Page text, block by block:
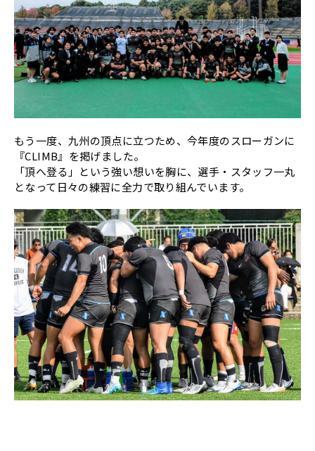
もう一度、九州の頂点に立つため、今年度のスローガンに
『CLIMB』を掲げました。
「頂へ登る」という強い想いを胸に、選手・スタッフ一丸
となって日々の練習に全力で取り組んでいます。